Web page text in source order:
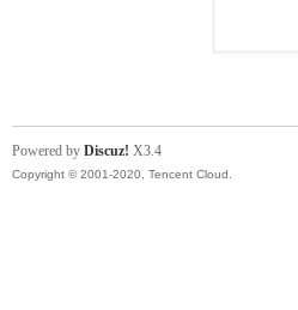
Powered by Discuz! X3.4
Copyright © 2001-2020, Tencent Cloud.